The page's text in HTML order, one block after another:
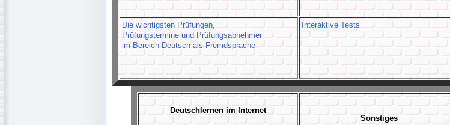
Die wichtigsten Prüfungen,
Prüfungstermine und Prüfungsabnehmer
im Bereich Deutsch als Fremdsprache
Interaktive Tests
Deutschlernen im Internet
Sonstiges